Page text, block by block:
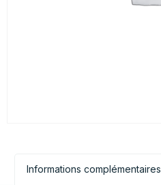
Informations complémentaires